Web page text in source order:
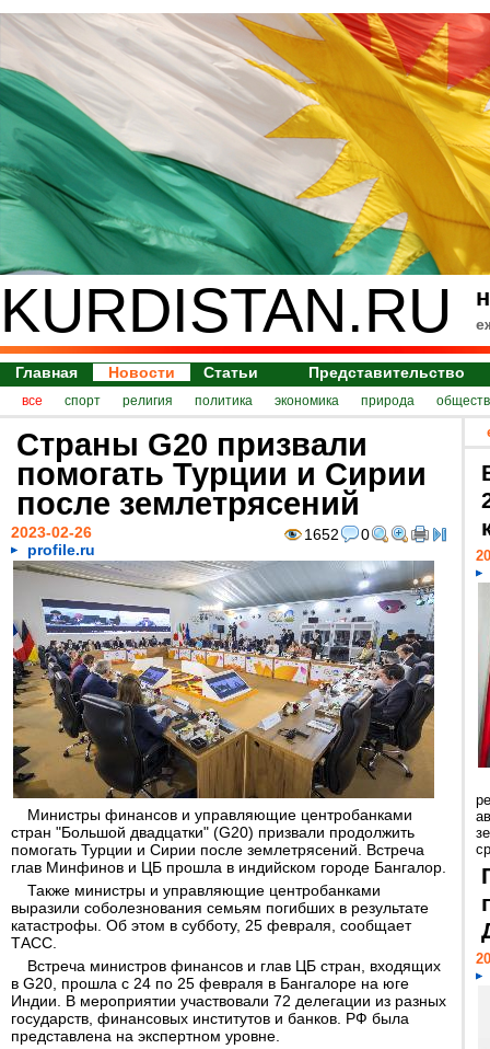
KURDISTAN.RU
Главная Новости Статьи Представительство
все спорт религия политика экономика природа
Страны G20 призвали
помогать Турции и Сирии
после землетрясений
1652 0
2023-02-26
profile.ru
Министры финансов и управляющие центробанками
стран "Большой двадцатки" (G20) призвали продолжить
помогать Турции и Сирии после землетрясений. Встреча
глав Минфинов и ЦБ прошла в индийском городе Бангалор.
Также министры и управляющие центробанками
выразили соболезнования семьям погибших в результате
катастрофы. Об этом в субботу, 25 февраля, сообщает
ТАСС.
Встреча министров финансов и глав ЦБ стран, входящих
в G20, прошла с 24 по 25 февраля в Бангалоре на юге
Индии. В мероприятии участвовали 72 делегации из разных
государств, финансовых институтов и банков. РФ была
представлена на экспертном уровне.